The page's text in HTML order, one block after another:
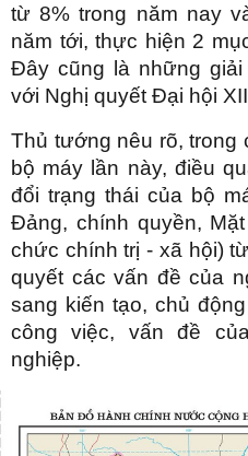
từ 8% trong năm nay
năm tới, thực hiện 2
Đây cũng là những
với Nghị quyết Đại hội
Thủ tướng nêu rõ, trong
bộ máy lần này, điều
đổi trạng thái của bộ
Đảng, chính quyền,
chức chính trị - xã hội)
quyết các vấn đề của
sang kiến tạo, chủ
công việc, vấn đề
nghiệp.